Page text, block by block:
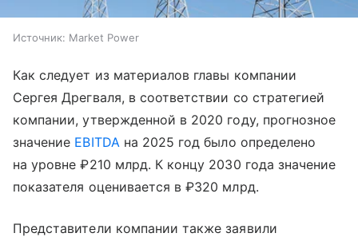
Источник: Market Power
Как следует из материалов главы компании
Сергея Дрегваля, в соответствии со стратегией
компании, утвержденной в 2020 году, прогнозное
значение EBITDA на 2025 год было определено
на уровне ₽210 млрд. К концу 2030 года значение
показателя оценивается в ₽320 млрд.
Представители компании также заявили